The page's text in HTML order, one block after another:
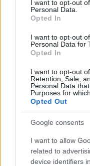
I want to opt-out
Personal Data.
Opted In
I want to opt-out
Personal Data for
Opted In
I want to opt-out
Retention, Sale,
Personal Data
Purposes for
Opted Out
Google consents
I want to allow
related to
device identifiers
Ők lesznek a
című sorozat